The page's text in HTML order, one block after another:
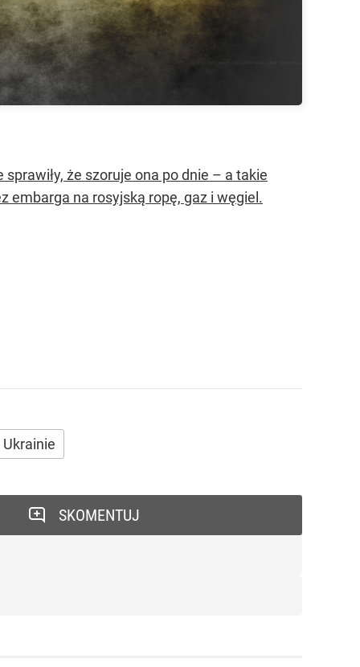
że szoruje ona po dnie – a takie
embarga na rosyjską ropę, gaz i węgiel.
SKOMENTUJ